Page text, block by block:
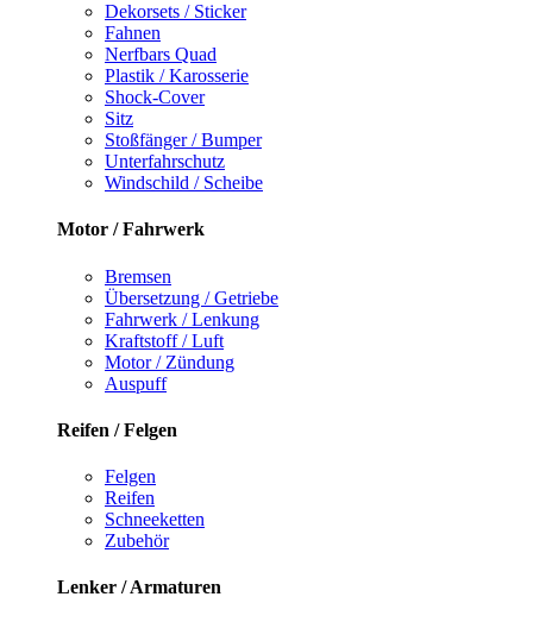
Dekorsets / Sticker
Fahnen
Nerfbars Quad
Plastik / Karosserie
Shock-Cover
Sitz
Stoßfänger / Bumper
Unterfahrschutz
Windschild / Scheibe
Motor / Fahrwerk
Bremsen
Übersetzung / Getriebe
Fahrwerk / Lenkung
Kraftstoff / Luft
Motor / Zündung
Auspuff
Reifen / Felgen
Felgen
Reifen
Schneeketten
Zubehör
Lenker / Armaturen